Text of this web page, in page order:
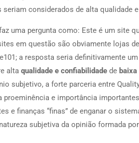
considerados de alta qualidade
uma pergunta como: Este é um site
em questão são obviamente lojas
a resposta seria definitivamente
alta qualidade e confiabilidade de
subjetivo, a forte parceria entre
proeminência e importância
e finanças “finas” de enganar o
subjetiva da opinião formada